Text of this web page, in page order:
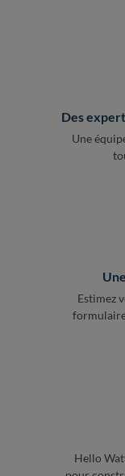
Des
Une
Estimez
Hello